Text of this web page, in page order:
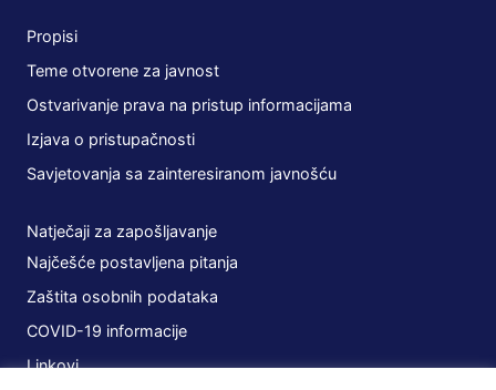
Propisi
Teme otvorene za javnost
Ostvarivanje prava na pristup informacijama
Izjava o pristupačnosti
Savjetovanja sa zainteresiranom javnošću
Natječaji za zapošljavanje
Najčešće postavljena pitanja
Zaštita osobnih podataka
COVID-19 informacije
Linkovi